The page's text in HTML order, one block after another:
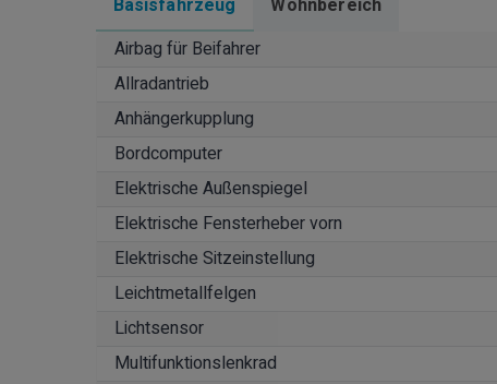
Basisfahrzeug
Wohnbereich
Airbag für Beifahrer
Allradantrieb
Anhängerkupplung
Bordcomputer
Elektrische Außenspiegel
Elektrische Fensterheber vorn
Elektrische Sitzeinstellung
Leichtmetallfelgen
Lichtsensor
Multifunktionslenkrad